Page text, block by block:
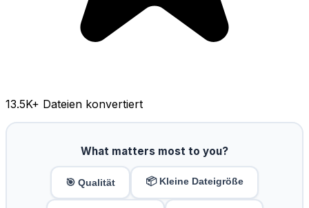
13.5K+ Dateien konvertiert
What matters most to you?
🎯 Qualität 📦 Kleine Dateigröße